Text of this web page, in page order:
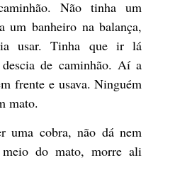
Não tinha um
um banheiro na balança,
usar. Tinha que ir lá
de caminhão. Aí a
frente e usava. Ninguém
mato.
uma cobra, não dá nem
do mato, morre ali